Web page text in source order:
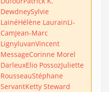
DewdneySylvie
LainéHélène LaurainLi-
CamJean-Marc
LignyluvanVincent
MessageCorinne Morel
DarleuxElio PossozJuliette
RousseauStéphane
ServantKetty Steward